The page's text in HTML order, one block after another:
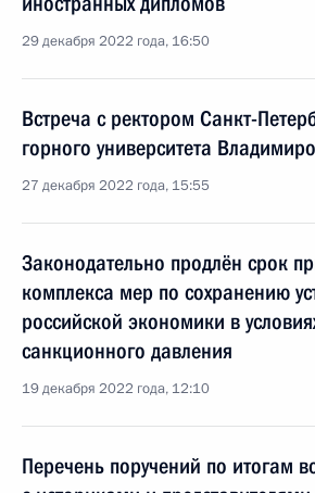
29 декабря 2022 года, 16:50
Встреча с ректором Санкт-
горного университета
27 декабря 2022 года, 15:55
Законодательно продлён срок
комплекса мер по сохранению
российской экономики в
санкционного давления
19 декабря 2022 года, 12:10
Перечень поручений по итогам